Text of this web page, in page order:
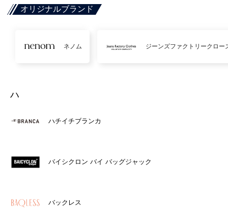
オリジナルブランド
ネノム ジーンズファクトリークロー
ハ
ハチイチブランカ
バイシクロン バイ バッグジャック
バックレス